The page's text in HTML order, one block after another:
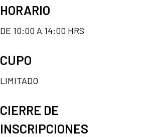
HORARIO
DE 10:00 A 14:00 HRS
CUPO
LIMITADO
CIERRE DE
INSCRIPCIONES